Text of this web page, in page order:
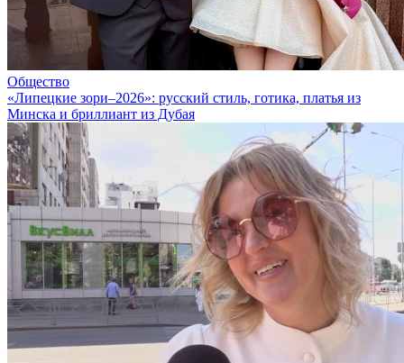
Общество
«Липецкие зори–2026»: русский стиль, готика, платья из
Минска и бриллиант из Дубая